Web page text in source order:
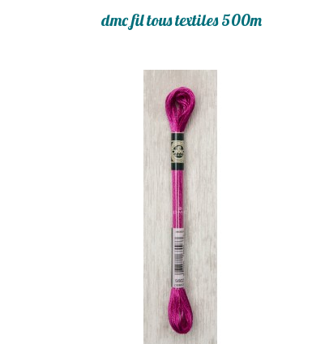
dmc fil tous textiles 500m